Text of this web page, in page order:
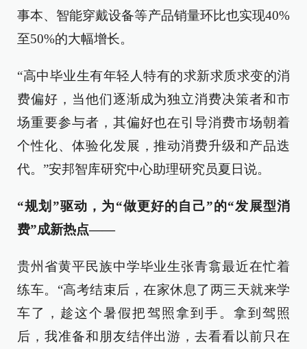
事本、智能穿戴设备等产品销量环比也实现40%
至50%的大幅增长。
“高中毕业生有年轻人特有的求新求质求变的消
费偏好，当他们逐渐成为独立消费决策者和市
场重要参与者，其偏好也在引导消费市场朝着
个性化、体验化发展，推动消费升级和产品迭
代。”安邦智库研究中心助理研究员夏日说。
“规划”驱动，为“做更好的自己”的“发展型消
费”成新热点——
贵州省黄平民族中学毕业生张青翕最近在忙着
练车。“高考结束后，在家休息了两三天就来学
车了，趁这个暑假把驾照拿到手。拿到驾照
后，我准备和朋友结伴出游，去看看以前只在